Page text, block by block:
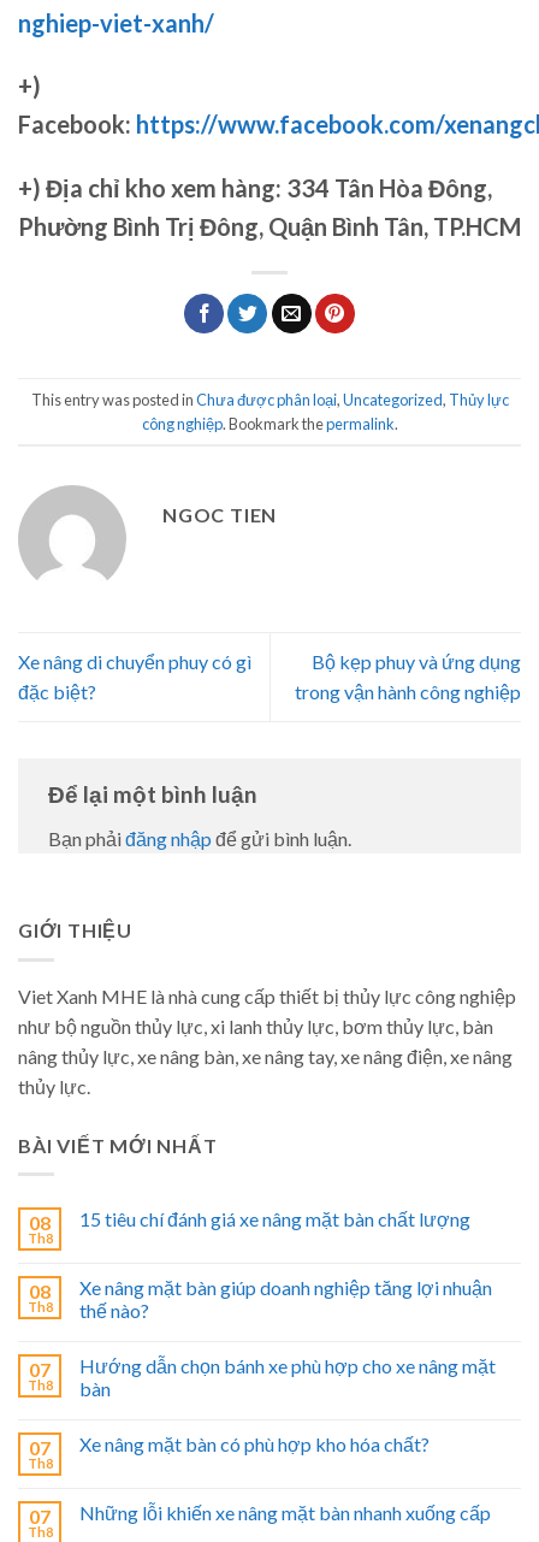
nghiep-viet-xanh/
+)
Facebook: https://www.facebook.com/
+) Địa chỉ kho xem hàng: 334 Tân Hòa Đông,
Phường Bình Trị Đông, Quận Bình Tân, TP.HCM
This entry was posted inChưa được phân loại,Uncategorized, Thủy lực
công nghiệp. Bookmark thepermalink.
NGOC TIEN
Xe nâng di chuyển phuy có gì
đặc biệt?
Bộ kẹp phuy và ứng dụng
trong vận hành công nghiệp
Để lại một bình luận
Bạn phải đăng nhập để gửi bình luận.
GIỚI THIỆU
Viet Xanh MHE là nhà cung cấp thiết bị thủy lực công nghiệp
như bộ nguồn thủy lực, xi lanh thủy lực, bơm thủy lực, bàn
nâng thủy lực, xe nâng bàn, xe nâng tay, xe nâng điện, xe nâng
thủy lực.
BÀI VIẾT MỚI NHẤT
08
Th8
15 tiêu chí đánh giá xe nâng mặt bàn chất lượng
08
Th8
Xe nâng mặt bàn giúp doanh nghiệp tăng lợi nhuận
thế nào?
07
Th8
Hướng dẫn chọn bánh xe phù hợp cho xe nâng mặt
bàn
07
Th8
Xe nâng mặt bàn có phù hợp kho hóa chất?
07
Th8
Những lỗi khiến xe nâng mặt bàn nhanh xuống cấp